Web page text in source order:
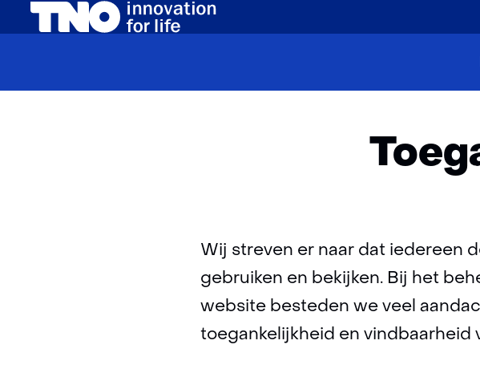
Wij streven er naar dat iedereen
gebruiken en bekijken. Bij het
website besteden we veel
toegankelijkheid en vindbaarheid